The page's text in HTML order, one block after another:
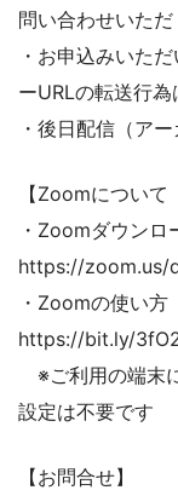
問い合わせいただ
・お申込みいた
ーURLの転送行為
・後日配信（ア
【Zoomについて
・Zoomダウンロ
https://zoom.us/
・Zoomの使い方
https://bit.ly/
※ご利用の端末
設定は不要です
【お問合せ】